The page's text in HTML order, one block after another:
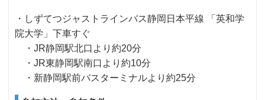
・しずてつジャストラインバス静岡日本平線 「英和学
院大学」下車すぐ
・JR静岡駅北口より約20分
・JR東静岡駅南口より約10分
・新静岡駅前バスターミナルより約25分